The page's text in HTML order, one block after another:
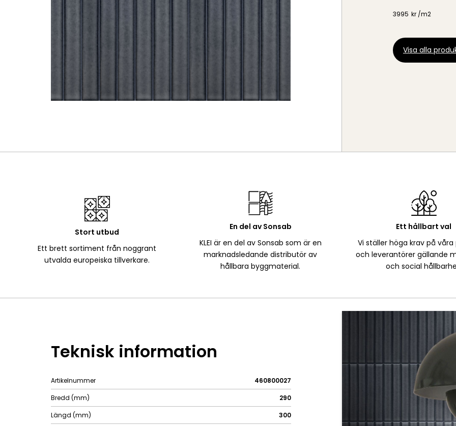
3995 kr /m2
Visa alla
Stort utbud
Ett brett sortiment från noggrant
utvalda europeiska tillverkare.
En del av Sonsab
KLEI är en del av Sonsab som är en
marknadsledande distributör av
hållbara byggmaterial.
Ett hållbart val
Vi ställer höga krav på
och leverantörer gällande
och social
Teknisk information
Artikelnummer
460800027
Bredd (mm)
290
Längd (mm)
300